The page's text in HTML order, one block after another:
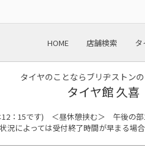
HOME 店舗検索 タ
タイヤのことならブリヂストン
タイヤ館 久喜
12：15です) ＜昼休憩挟む＞ 午後の
況によっては受付終了時間が早まる場合